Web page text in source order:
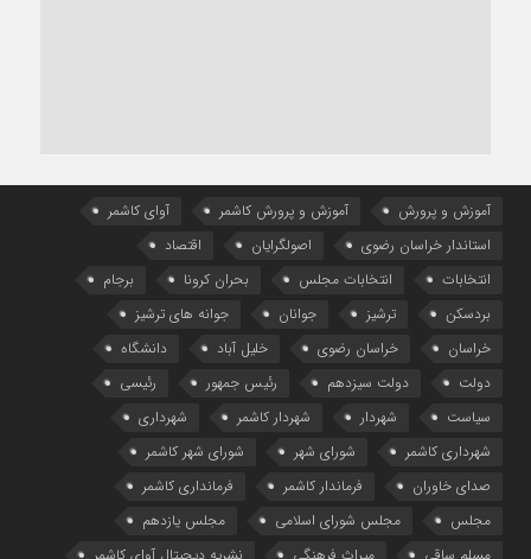
آموزش و پرورش آموزش و پرورش کاشمر
آوای کاشمر
استاندار خراسان رضوی
اصولگرایان
اقتصاد
انتخابات
انتخابات مجلس بحران کرونا
برجام
بردسکن
ترشیز جوانان
جوانه های ترشیز
خراسان
خراسان رضوی خلیل آباد
دانشگاه
دولت
دولت سیزدهم رئیس جمهور
رئیسی
سیاست
شهردار شهردار کاشمر
شهرداری
شهرداری کاشمر
شورای شهر
شورای شهر کاشمر
صدای خاوران
فرماندار کاشمر
فرمانداری کاشمر
مجلس
مجلس شورای اسلامی
مجلس یازدهم